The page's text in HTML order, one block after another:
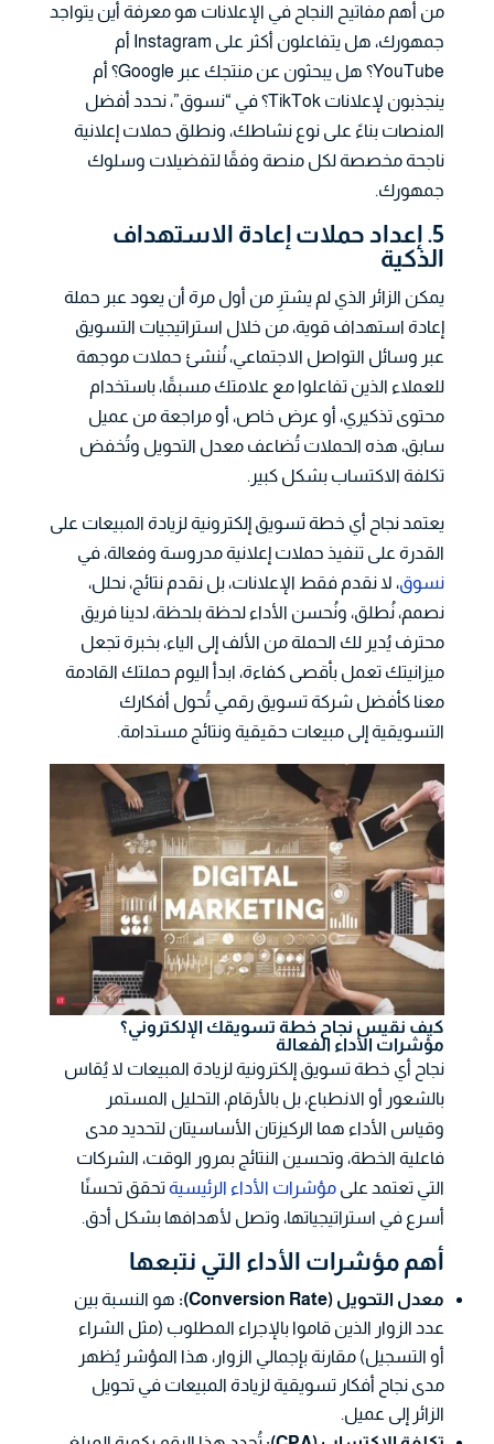
من أهم مفاتيح النجاح في الإعلانات هو معرفة أين يتواجد
جمهورك، هل يتفاعلون أكثر على Instagram أم
YouTube؟ هل يبحثون عن منتجك عبر Google؟ أم
ينجذبون لإعلانات TikTok؟ في “نسوق”، نحدد أفضل
المنصات بناءً على نوع نشاطك، ونطلق حملات إعلانية
ناجحة مخصصة لكل منصة وفقًا لتفضيلات وسلوك
جمهورك.
5. إعداد حملات إعادة الاستهداف
الذكية
يمكن الزائر الذي لم يشترِ من أول مرة أن يعود عبر حملة
إعادة استهداف قوية، من خلال استراتيجيات التسويق
عبر وسائل التواصل الاجتماعي، نُنشئ حملات موجهة
للعملاء الذين تفاعلوا مع علامتك مسبقًا، باستخدام
محتوى تذكيري، أو عرض خاص، أو مراجعة من عميل
سابق، هذه الحملات تُضاعف معدل التحويل وتُخفض
تكلفة الاكتساب بشكل كبير.
يعتمد نجاح أي خطة تسويق إلكترونية لزيادة المبيعات على
القدرة على تنفيذ حملات إعلانية مدروسة وفعالة، في
نسوق، لا نقدم فقط الإعلانات، بل نقدم نتائج، نحلل،
نصمم، نُطلق، ونُحسن الأداء لحظة بلحظة، لدينا فريق
محترف يُدير لك الحملة من الألف إلى الياء، بخبرة تجعل
ميزانيتك تعمل بأقصى كفاءة، ابدأ اليوم حملتك القادمة
معنا كأفضل شركة تسويق رقمي تُحول أفكارك
التسويقية إلى مبيعات حقيقية ونتائج مستدامة.
كيف نقيس نجاح خطة تسويقك الإلكتروني؟
مؤشرات الأداء الفعالة
نجاح أي خطة تسويق إلكترونية لزيادة المبيعات لا يُقاس
بالشعور أو الانطباع، بل بالأرقام، التحليل المستمر
وقياس الأداء هما الركيزتان الأساسيتان لتحديد مدى
فاعلية الخطة، وتحسين النتائج بمرور الوقت، الشركات
التي تعتمد على مؤشرات الأداء الرئيسية تحقق تحسنًا
أسرع في استراتيجياتها، وتصل لأهدافها بشكل أدق.
أهم مؤشرات الأداء التي نتبعها
معدل التحويل (Conversion Rate):
هو النسبة بين
عدد الزوار الذين قاموا بالإجراء المطلوب (مثل الشراء
أو التسجيل) مقارنة بإجمالي الزوار، هذا المؤشر يُظهر
مدى نجاح أفكار تسويقية لزيادة المبيعات في تحويل
الزائر إلى عميل.